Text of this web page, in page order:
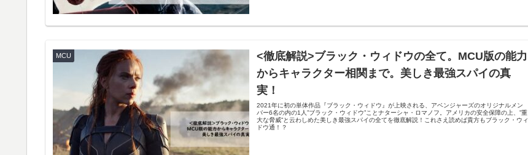
MCU
<徹底解説>ブラック・ウィドウの全て。MCU版の能力
からキャラクター相関まで。美しき最強スパイの真
実！
2021年に初の単体作品『ブラック・ウィドウ』が上映される、アベンジャーズのオリジナルメン
バー6名の内の1人”ブラック・ウィドウ”ことナターシャ・ロマノフ。アメリカの安全保障の上、”重
大な脅威”と云わしめた美しき最強スパイの全てを徹底解説！これさえ読めば貴方もブラック・ウィ
ドウ通！？